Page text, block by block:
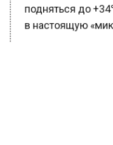
подняться до
в настоящую